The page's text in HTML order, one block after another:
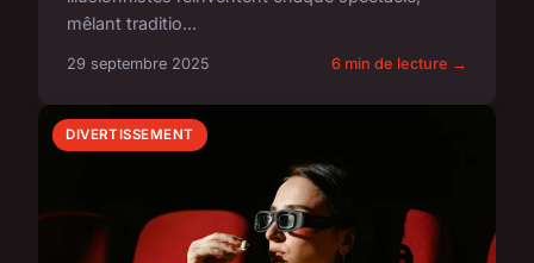
mêlant traditio...
29 septembre 2025 6 min de lecture →
DIVERTISSEMENT